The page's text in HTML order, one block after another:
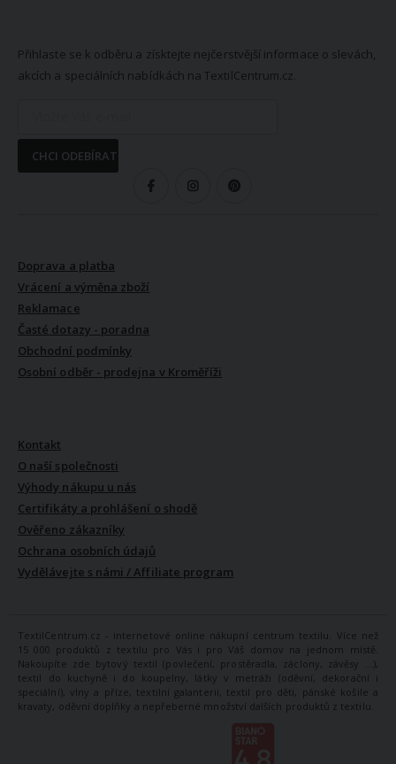
Přihlaste se k odběru a získtejte nejčerstvější informace o slevách,
akcích a speciálních nabídkách na TextilCentrum.cz.
CHCI ODEBÍRAT
Doprava a platba
Vrácení a výměna zboží
Reklamace
Časté dotazy - poradna
Obchodní podmínky
Osobní odběr - prodejna v Kroměříži
Kontakt
O naší společnosti
Výhody nákupu u nás
Certifikáty a prohlášení o shodě
Ověřeno zákazníky
Ochrana osobních údajů
Vydělávejte s námi / Affiliate program
TextilCentrum.cz - internetové online nákupní centrum textilu. Více než
15 000 produktů z textilu pro Vás i pro Váš domov na jednom místě.
Nakoupíte zde bytový textil (povlečení, prostěradla, záclony, závěsy ...),
textil do kuchyně i do koupelny, látky v metráži (oděvní, dekorační i
speciální), vlny a příze, textilní galanterii, textil pro děti, pánské košile a
kravaty, oděvní doplňky a nepřeberné množství dalších produktů z textilu.